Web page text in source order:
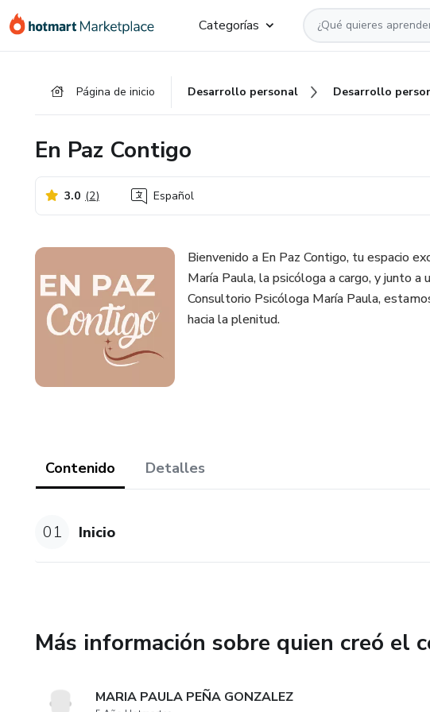
Categorías
Página de inicio Desarrollo personal Desarrollo
En Paz Contigo
3.0 (2) Español
Bienvenido a En Paz Contigo, tu espacio
María Paula, la psicóloga a cargo, y junto
Consultorio Psicóloga María Paula,
hacia la plenitud.
Contenido Detalles
01 Inicio
Más información sobre quien creó el
MARIA PAULA PEÑA GONZALEZ